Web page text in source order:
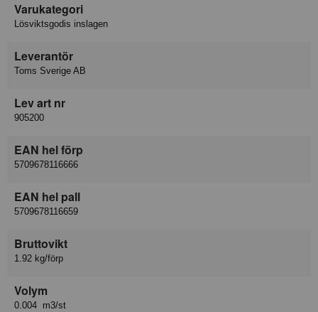
Varukategori
Lösviktsgodis inslagen
Leverantör
Toms Sverige AB
Lev art nr
905200
EAN hel förp
5709678116666
EAN hel pall
5709678116659
Bruttovikt
1.92 kg/förp
Volym
0.004 m3/st